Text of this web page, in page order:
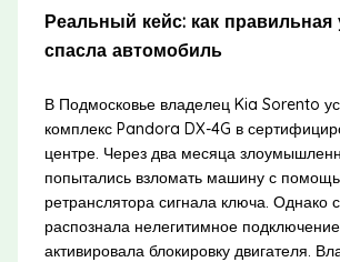
Реальный кейс: как правильная
спасла автомобиль
В Подмосковье владелец Kia Sorento
комплекс Pandora DX-4G в
центре. Через два месяца
попытались взломать машину с
ретранслятора сигнала ключа. Однако
распознала нелегитимное
активировала блокировку двигателя.